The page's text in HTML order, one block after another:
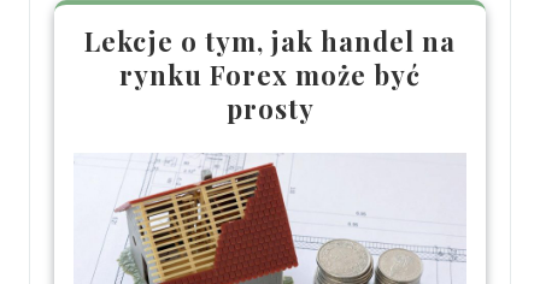
Lekcje o tym, jak handel na
rynku Forex może być
prosty